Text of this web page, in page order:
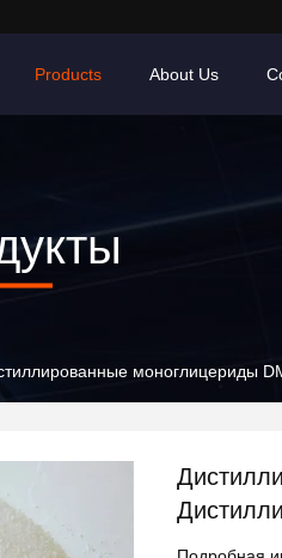
Products About Us
моноглицериды